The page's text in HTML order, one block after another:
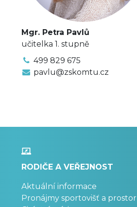
Mgr. Petra Pavlů
učitelka 1. stupně
499 829 675
pavlu@zskomtu.cz
RODIČE A VEŘEJNOST
Aktuální informace
Pronájmy sportovišť a prostor